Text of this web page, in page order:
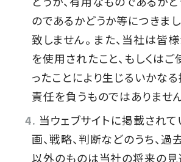
のであるかどうか等につきま
致しません。 また、当社は皆
を使用されたこと、もしくは
ったことにより生じるいかな
責任を負うものではありません
当ウェブサイトに掲載され
画、戦略、判断などのうち、
以外のものは当社の将来の見